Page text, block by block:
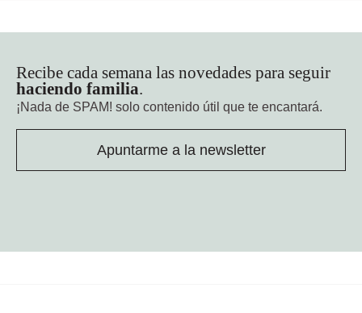
Recibe cada semana las novedades para seguir
haciendo familia.
¡Nada de SPAM! solo contenido útil que te encantará.
Apuntarme a la newsletter